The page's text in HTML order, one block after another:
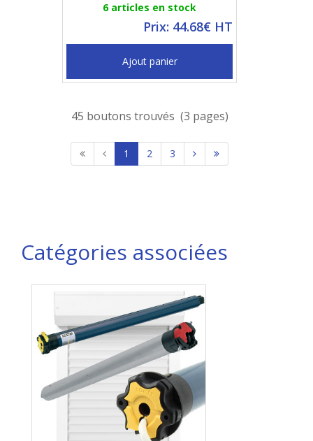
6 articles en stock
Prix: 44.68€ HT
Ajout panier
45 boutons trouvés (3 pages)
1 2 3
Catégories associées